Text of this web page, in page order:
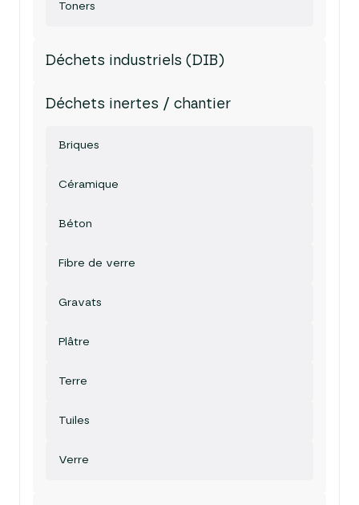
Toners
Déchets industriels (DIB)
Déchets inertes / chantier
Briques
Céramique
Béton
Fibre de verre
Gravats
Plâtre
Terre
Tuiles
Verre